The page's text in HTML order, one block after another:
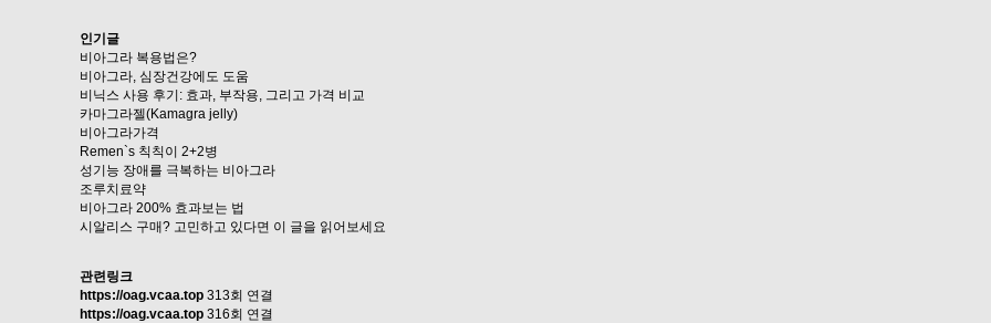
인기글
비아그라 복용법은?
비아그라, 심장건강에도 도움
비닉스 사용 후기: 효과, 부작용, 그리고 가격 비교
카마그라젤(Kamagra jelly)
비아그라가격
Remen`s 칙칙이 2+2병
성기능 장애를 극복하는 비아그라
조루치료약
비아그라 200% 효과보는 법
시알리스 구매? 고민하고 있다면 이 글을 읽어보세요
관련링크
https://oag.vcaa.top 313회 연결
https://oag.vcaa.top 316회 연결